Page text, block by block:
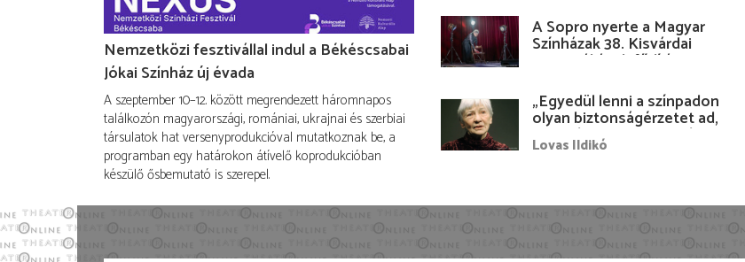
Nemzetközi fesztivállal indul a Békéscsabai
Jókai Színház új évada
A szeptember 10–12. között megrendezett háromnapos
találkozón magyarországi, romániai, ukrajnai és szerbiai
társulatok hat versenyprodukcióval mutatkoznak be, a
programban egy határokon átívelő koprodukcióban
készülő ősbemutató is szerepel.
A Sopro nyerte a Magyar
Színházak 38. Kisvárdai
Fesztiváljának fődíját
„Egyedül lenni a színpadon
olyan biztonságérzetet ad,
hogy lám, mindenki más
nélkül is megvagyok
Lovas Ildikó